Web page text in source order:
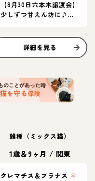
【8月30日六本木譲渡会】
少しずつ甘えん坊に♪人
詳細を見る
雑種（ミックス猫）
1歳＆9ヶ月 / 関東
クレマチス＆プラナス ♀